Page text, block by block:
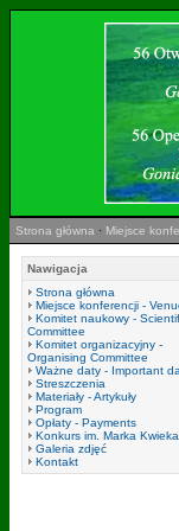
Strona główna · Miejsce
Nawigacja
Strona główna
Miejsce konferencji -
Komitet naukowy -
Committee
Komitet organizacyjny -
Organising Committee
Ważne daty - Important
Streszczenia
Materiały - Artykuły
Program
Opłaty - Payments
Konkurs im. Marka Kwieka
Galeria zdjęć
Kontakt